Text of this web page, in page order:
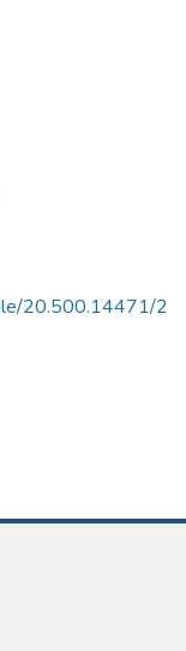
20.500.14471/2